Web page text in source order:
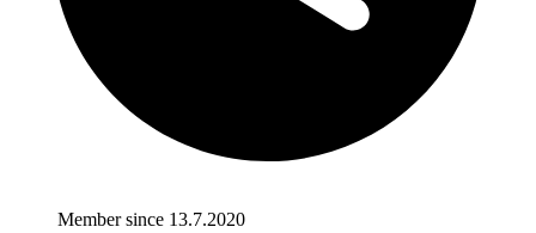
Member since 13.7.2020